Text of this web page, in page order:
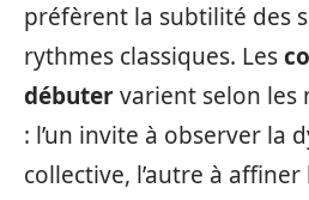
préfèrent la subtilité des
rythmes classiques. Les
débutervarient selon les
: l’un invite à observer la
collective, l’autre à